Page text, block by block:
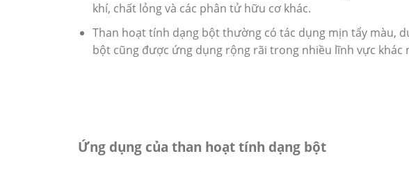
khí, chất lỏng và các phân tử hữu cơ khác.
Than hoạt tính dạng bột thường có tác dụng mịn tẩy màu,
bột cũng được ứng dụng rộng rãi trong nhiều lĩnh vực khác
Ứng dụng của than hoạt tính dạng bột